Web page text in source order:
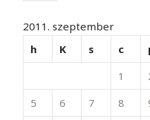
2011. szeptember
h
K s c
1
5
6 7 8